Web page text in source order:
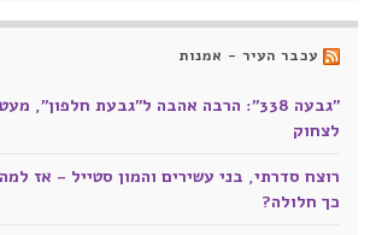
עכבר העיר - אמנות
"גבעה 338": הרבה אהבה ל"גבעת חלפון",
לצחוק
רוצח סדרתי, בני עשירים והמון סטייל - אז
כך חלולה?